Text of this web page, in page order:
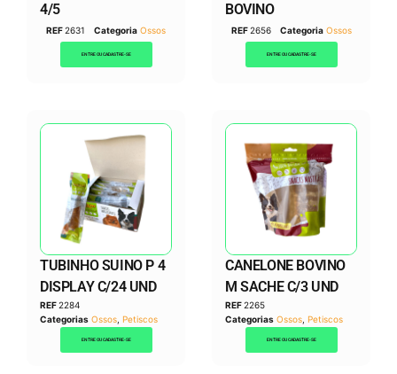
4/5
REF2631 Categoria Ossos
ENTRE OU CADASTRE-SE
BOVINO
REF2656 Categoria Ossos
ENTRE OU CADASTRE-SE
TUBINHO SUINO P 4
DISPLAY C/24 UND
REF2284
Categorias Ossos Petiscos
ENTRE OU CADASTRE-SE
CANELONE BOVINO
M SACHE C/3 UND
REF2265
Categorias Ossos Petiscos
ENTRE OU CADASTRE-SE